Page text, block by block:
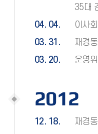
35대
04. 04.
이사
03. 31.
재경
03. 20.
운영
2012
12. 18.
재경